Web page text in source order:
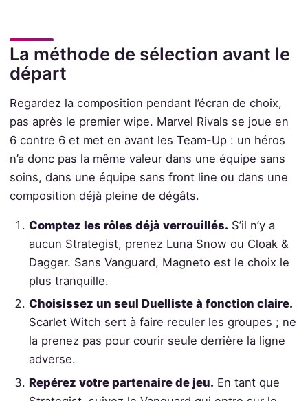
La méthode de sélection avant le
départ
Regardez la composition pendant l’écran de choix,
pas après le premier wipe. Marvel Rivals se joue en
6 contre 6 et met en avant les Team-Up : un héros
n’a donc pas la même valeur dans une équipe sans
soins, dans une équipe sans front line ou dans une
composition déjà pleine de dégâts.
Comptez les rôles déjà verrouillés. S’il n’y a
aucun Strategist, prenez Luna Snow ou Cloak &
Dagger. Sans Vanguard, Magneto est le choix le
plus tranquille.
Choisissez un seul Duelliste à fonction claire.
Scarlet Witch sert à faire reculer les groupes ; ne
la prenez pas pour courir seule derrière la ligne
adverse.
Repérez votre partenaire de jeu. En tant que